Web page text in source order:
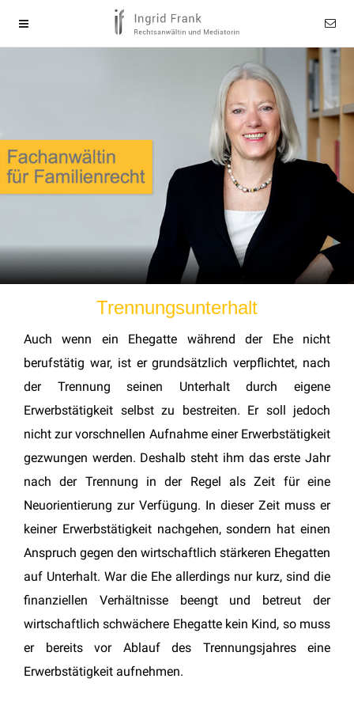
Trennungsunterhalt
Auch wenn ein Ehegatte während der Ehe nicht
berufstätig war, ist er grundsätzlich verpflichtet, nach
der Trennung seinen Unterhalt durch eigene
Erwerbstätigkeit selbst zu bestreiten. Er soll jedoch
nicht zur vorschnellen Aufnahme einer Erwerbstätigkeit
gezwungen werden. Deshalb steht ihm das erste Jahr
nach der Trennung in der Regel als Zeit für eine
Neuorientierung zur Verfügung. In dieser Zeit muss er
keiner Erwerbstätigkeit nachgehen, sondern hat einen
Anspruch gegen den wirtschaftlich stärkeren Ehegatten
auf Unterhalt. War die Ehe allerdings nur kurz, sind die
finanziellen Verhältnisse beengt und betreut der
wirtschaftlich schwächere Ehegatte kein Kind, so muss
er bereits vor Ablauf des Trennungsjahres eine
Erwerbstätigkeit aufnehmen.